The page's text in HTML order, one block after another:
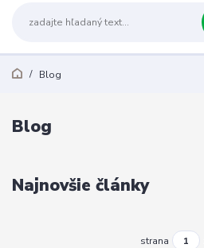
Blog
Blog
Najnovšie články
strana